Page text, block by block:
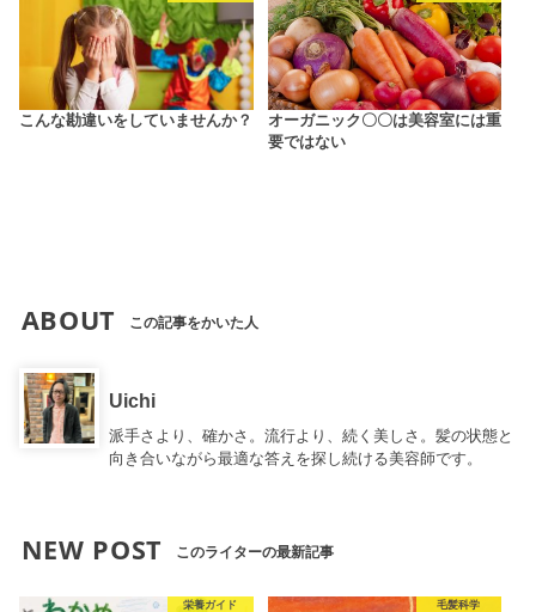
こんな勘違いをしていませんか？
オーガニック〇〇は美容室には重
要ではない
ABOUT この記事をかいた人
Uichi
派手さより、確かさ。流行より、続く美しさ。髪の状態と
向き合いながら最適な答えを探し続ける美容師です。
NEW POST このライターの最新記事
栄養ガイド 毛髪科学